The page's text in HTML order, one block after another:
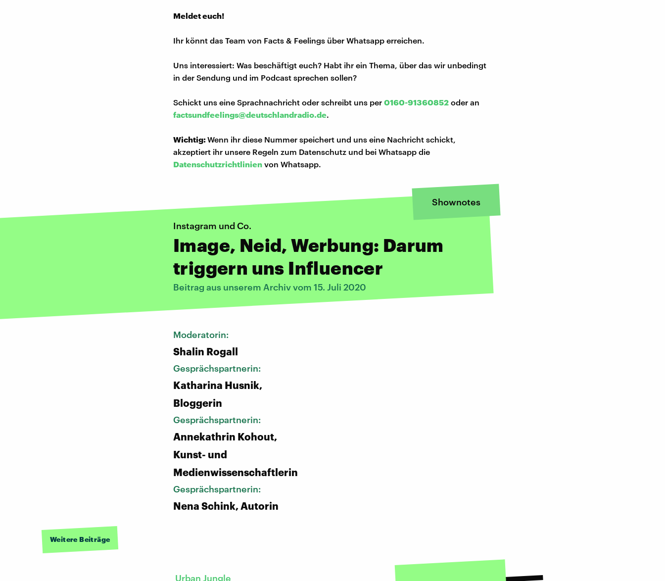
Meldet euch!
Ihr könnt das Team von Facts & Feelings über Whatsapp erreichen.
Uns interessiert: Was beschäftigt euch? Habt ihr ein Thema, über das wir unbedingt
in der Sendung und im Podcast sprechen sollen?
Schickt uns eine Sprachnachricht oder schreibt uns per 0160-91360852 oder an
factsundfeelings@deutschlandradio.de.
Wichtig:Wenn ihr diese Nummer speichert und uns eine Nachricht schickt,
akzeptiert ihr unsere Regeln zum Datenschutz und bei Whatsapp die
Datenschutzrichtlinien von Whatsapp.
Shownotes
Instagram und Co.
Image, Neid, Werbung: Darum
triggern uns Influencer
Beitrag aus unserem Archiv vom 15. Juli 2020
Moderatorin:
Shalin Rogall
Gesprächspartnerin:
Katharina Husnik,
Bloggerin
Gesprächspartnerin:
Annekathrin Kohout,
Kunst- und
Medienwissenschaftlerin
Gesprächspartnerin:
Nena Schink, Autorin
Weitere Beiträge
Urban Jungle